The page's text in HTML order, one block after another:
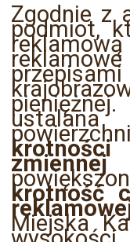
Zgodnie z
podmiot,
zmiennej
krotność
Miejska